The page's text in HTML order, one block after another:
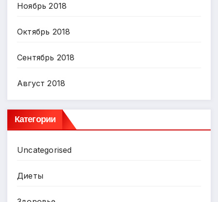
Ноябрь 2018
Октябрь 2018
Сентябрь 2018
Август 2018
Категории
Uncategorised
Диеты